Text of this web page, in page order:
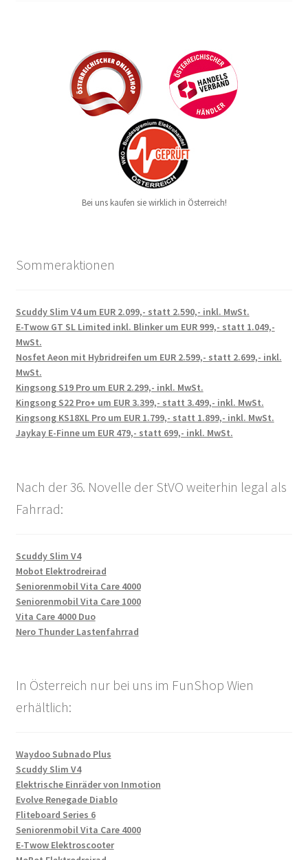
Bei uns kaufen sie wirklich in Österreich!
Sommeraktionen
Scuddy Slim V4 um EUR 2.099,- statt 2.590,- inkl. MwSt.
E-Twow GT SL Limited inkl. Blinker um EUR 999,- statt 1.049,-
MwSt.
Nosfet Aeon mit Hybridreifen um EUR 2.599,- statt 2.699,- inkl.
MwSt.
Kingsong S19 Pro um EUR 2.299,- inkl. MwSt.
Kingsong S22 Pro+ um EUR 3.399,- statt 3.499,- inkl. MwSt.
Kingsong KS18XL Pro um EUR 1.799,- statt 1.899,- inkl. MwSt.
Jaykay E-Finne um EUR 479,- statt 699,- inkl. MwSt.
Nach der 36. Novelle der StVO weiterhin legal als
Fahrrad:
Scuddy Slim V4
Mobot Elektrodreirad
Seniorenmobil Vita Care 4000
Seniorenmobil Vita Care 1000
Vita Care 4000 Duo
Nero Thunder Lastenfahrrad
In Österreich nur bei uns im FunShop Wien
erhältlich:
Waydoo Subnado Plus
Scuddy Slim V4
Elektrische Einräder von Inmotion
Evolve Renegade Diablo
Fliteboard Series 6
Seniorenmobil Vita Care 4000
E-Twow Elektroscooter